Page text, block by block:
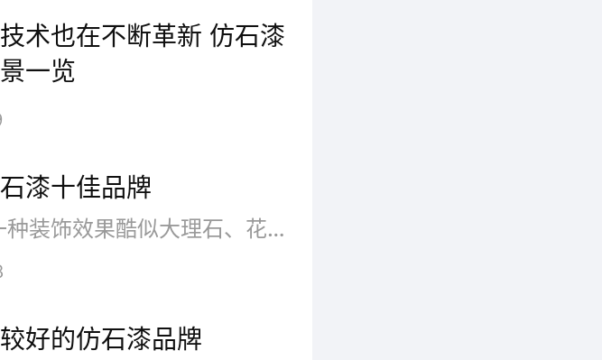
涂时尽量对照色卡
工地同一面墙，尽量
调整参照喷枪的使用
量不要用同一面墙
混合均匀用;选择适
术也在不断革新 仿石漆
一览
漆十佳品牌
仿石漆是一种装饰效果酷似大理石、花岗石的厚质外墙装饰涂料。主要采用各种颜色的天然石粉配制而成,多用于制造建筑外墙的仿石效果,因此又称液态石。
好的仿石漆品牌